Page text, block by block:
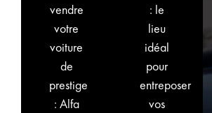
vendre
votre
voiture
de
prestige
: Alfa
: le
lieu
idéal
pour
entreposer
vos